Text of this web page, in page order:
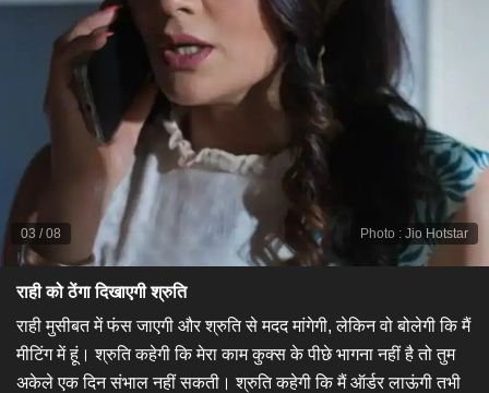
Photo : Jio Hotstar
03 /08
राही को ठेंगा दिखाएगी श्रुति
​राही मुसीबत में फंस जाएगी और श्रुति से मदद मांगेगी, लेकिन वो बोलेगी कि मैं
मीटिंग में हूं। श्रुति कहेगी कि मेरा काम कुक्स के पीछे भागना नहीं है तो तुम
अकेले एक दिन संभाल नहीं सकती। श्रुति कहेगी कि मैं ऑर्डर लाऊंगी तभी